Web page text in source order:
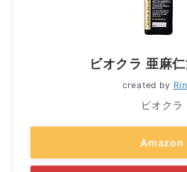
ビオクラ 亜麻
created by
ビオクラ
Amazon